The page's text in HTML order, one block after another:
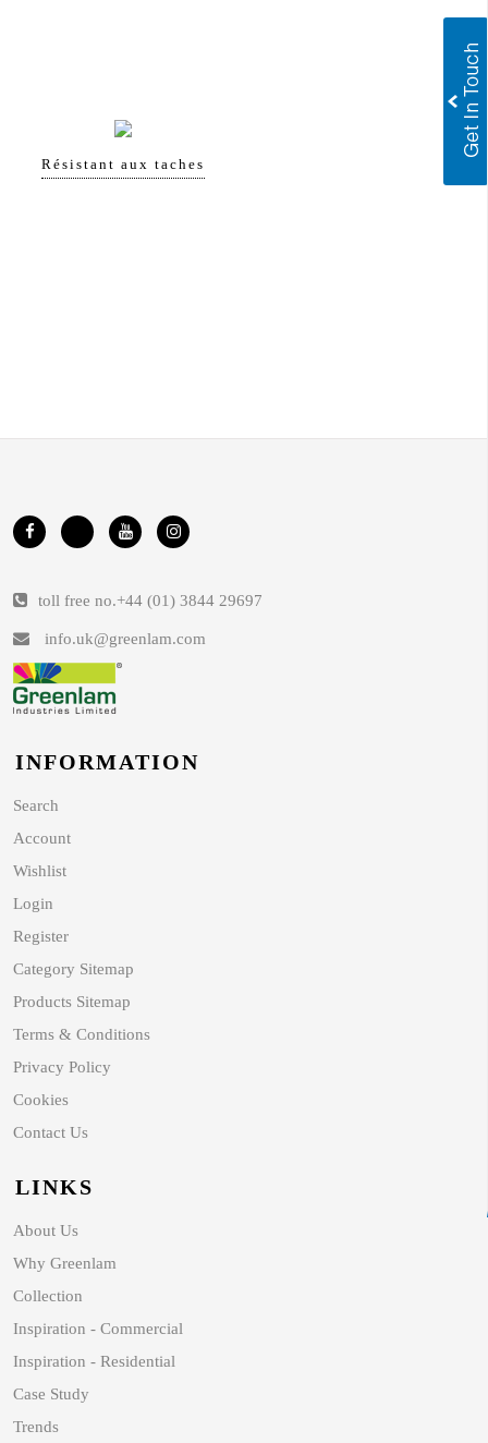
Résistant aux taches
toll free no.+44 (01) 3844 29697
info.uk@greenlam.com
INFORMATION
Search
Account
Wishlist
Login
Register
Category Sitemap
Products Sitemap
Terms & Conditions
Privacy Policy
Cookies
Contact Us
LINKS
About Us
Why Greenlam
Collection
Inspiration - Commercial
Inspiration - Residential
Case Study
Trends